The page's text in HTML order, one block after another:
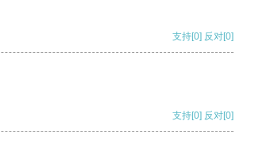
支持[0] 反对[0]
支持[0] 反对[0]